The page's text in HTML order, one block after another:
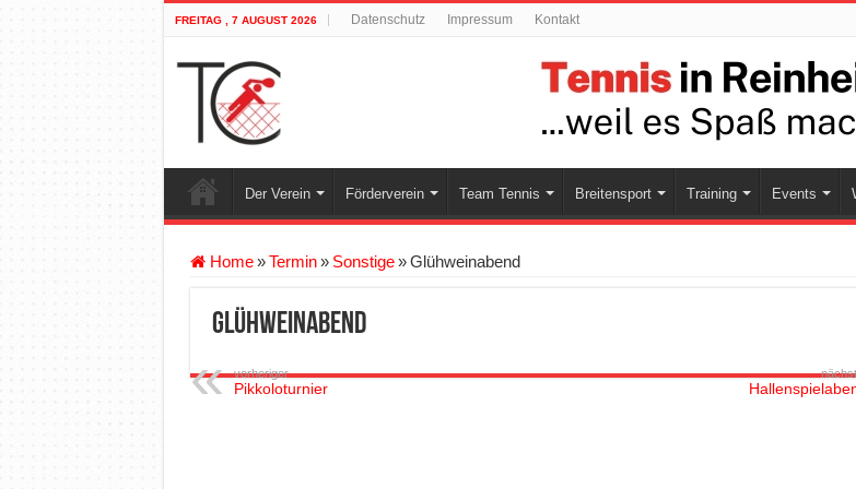
FREITAG , 7 AUGUST 2026 Datenschutz Impressum Kontakt
Der Verein Förderverein Team Tennis Breitensport Training Events
Home » Termin » Sonstige » Glühweinabend
Glühweinabend
vorheriger
Pikkoloturnier